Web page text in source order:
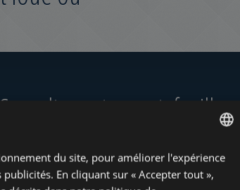
Consultez notre portefeuille
www.tower-investments.com www.towerassistance.com
ENGLISH
HUNGARIAN
du site, pour améliorer l'expérience
En cliquant sur « Accepter tout »,